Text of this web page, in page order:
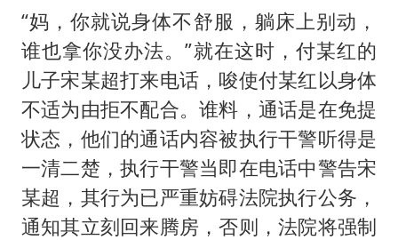
“妈，你就说身体不舒服，躺床上别动，
谁也拿你没办法。”就在这时，付某红的
儿子宋某超打来电话，唆使付某红以身体
不适为由拒不配合。谁料，通话是在免提
状态，他们的通话内容被执行干警听得是
一清二楚，执行干警当即在电话中警告宋
某超，其行为已严重妨碍法院执行公务，
通知其立刻回来腾房，否则，法院将强制